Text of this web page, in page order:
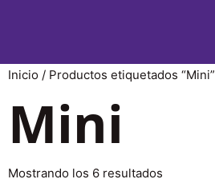
Inicio / Productos etiquetados “Mini”
Mini
Mostrando los 6 resultados